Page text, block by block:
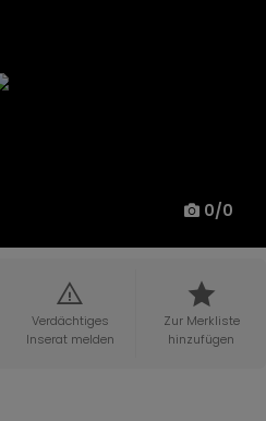
0/0
Verdächtiges
Inserat melden
Zur Merkliste
hinzufügen